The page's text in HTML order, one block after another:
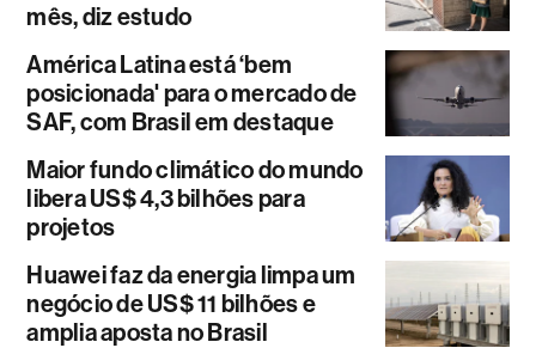
mês, diz estudo
América Latina está ‘bem
posicionada' para o mercado de
SAF, com Brasil em destaque
Maior fundo climático do mundo
libera US$ 4,3 bilhões para
projetos
Huawei faz da energia limpa um
negócio de US$ 11 bilhões e
amplia aposta no Brasil